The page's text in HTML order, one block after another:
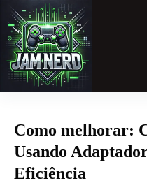
para
conteúdo
Como melhorar:
Usando
Eficiência